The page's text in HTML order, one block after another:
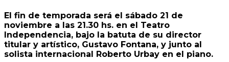
El fin de temporada será el sábado 21 de
noviembre a las 21.30 hs. en el Teatro
Independencia, bajo la batuta de su director
titular y artístico, Gustavo Fontana, y junto al
solista internacional Roberto Urbay en el piano.